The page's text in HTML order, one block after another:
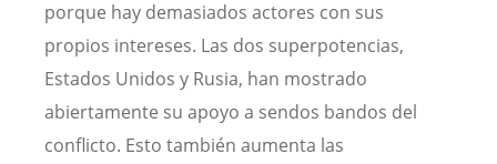
porque hay demasiados actores con sus
propios intereses. Las dos superpotencias,
Estados Unidos y Rusia, han mostrado
abiertamente su apoyo a sendos bandos del
conflicto. Esto también aumenta las